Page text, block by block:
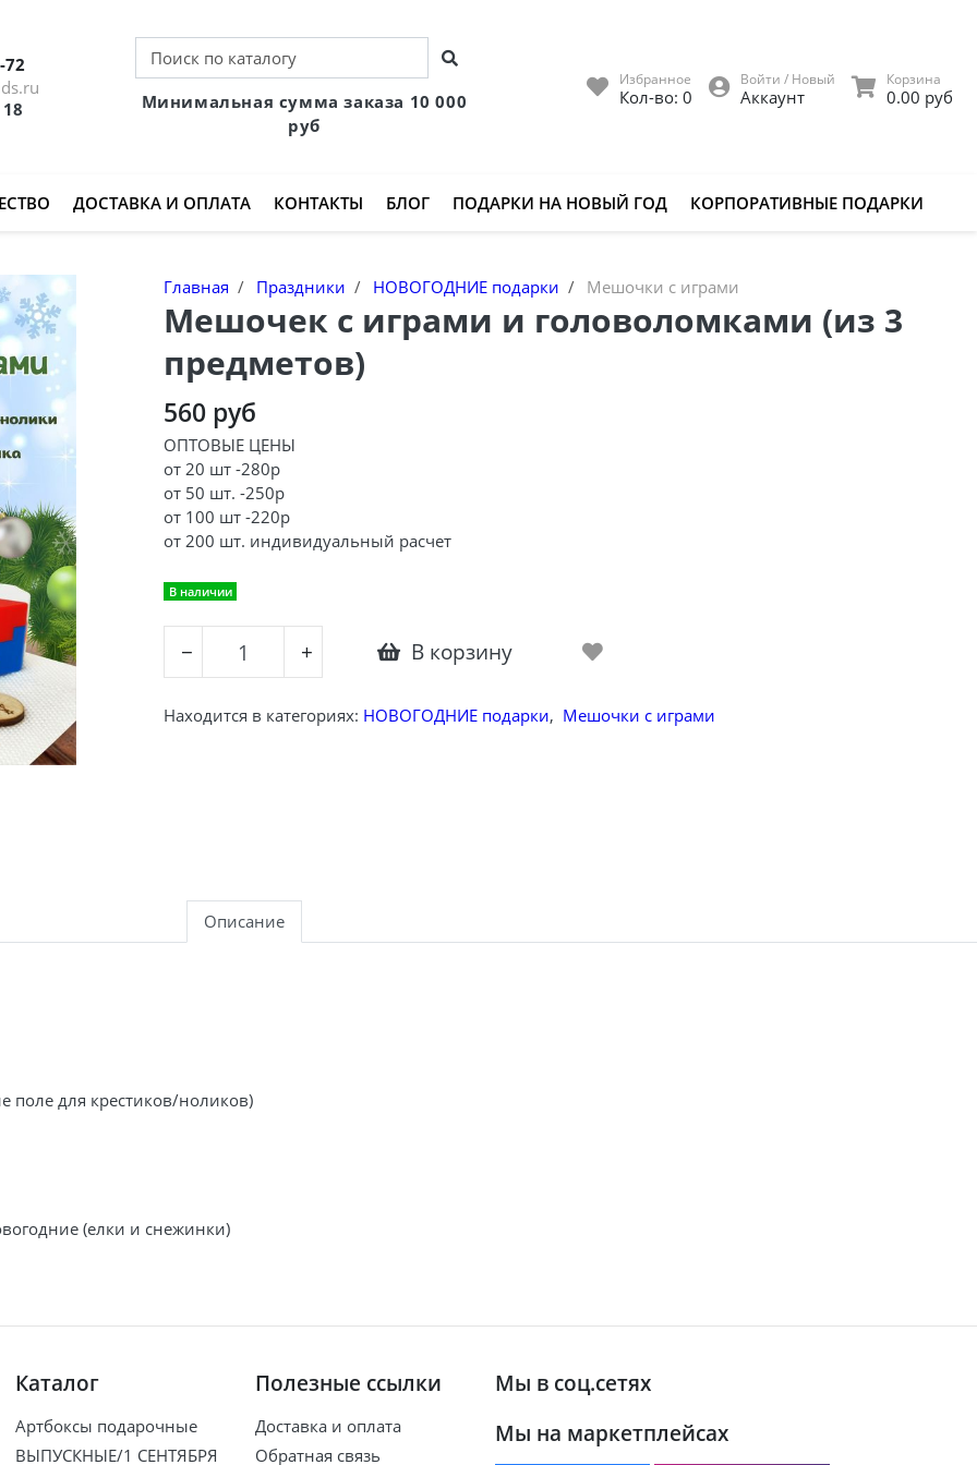
72
Минимальная сумма заказа 10 000
руб
Избранное
Кол-во: 0
Войти / Новый
Аккаунт
Корзина
0.00 руб
ДОСТАВКА И ОПЛАТА КОНТАКТЫ БЛОГ ПОДАРКИ НА НОВЫЙ ГОД КОРПОРАТИВНЫЕ ПОДАРКИ
Главная Праздники НОВОГОДНИЕ подарки Мешочки с играми
Мешочек с играми и головоломками (из 3
предметов)
560 руб
ОПТОВЫЕ ЦЕНЫ
от 20 шт -280р
от 50 шт. -250р
от 100 шт -220р
от 200 шт. индивидуальный расчет
В наличии
− + В корзину
Находится в категориях: НОВОГОДНИЕ подарки, Мешочки с играми
Описание
поле для крестиков/ноликов)
(елки и снежинки)
Каталог
Артбоксы подарочные
ВЫПУСКНЫЕ/1 СЕНТЯБРЯ
Полезные ссылки
Доставка и оплата
Обратная связь
Мы в соц.сетях
Мы на маркетплейсах